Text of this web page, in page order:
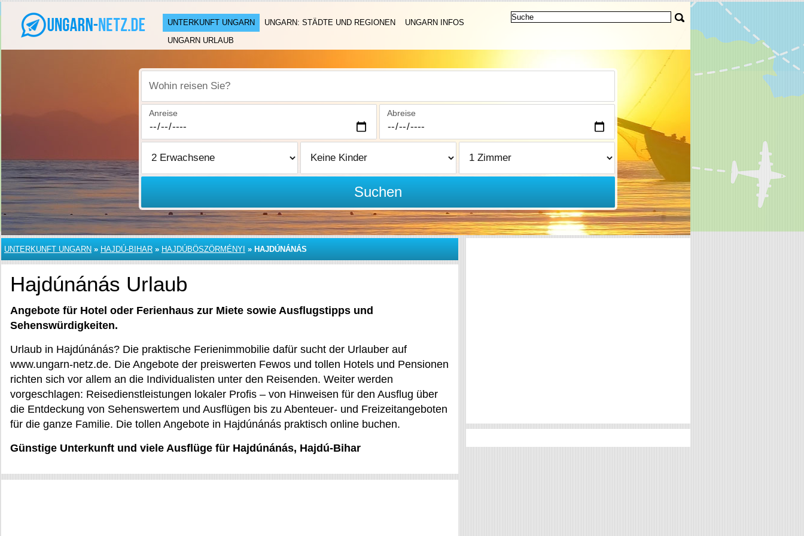
UNTERKUNFT UNGARN UNGARN: STÄDTE UND REGIONEN
UNGARN INFOS
UNGARN URLAUB
Wohin reisen Sie?
Anreise Abreise
Suchen
UNTERKUNFT UNGARN » HAJDÚ-BIHAR » HAJDÚBÖSZÖRMÉNYI » HAJDÚNÁNÁS
Hajdúnánás Urlaub
Angebote für Hotel oder Ferienhaus zur Miete sowie Ausflugstipps und
Sehenswürdigkeiten.
Urlaub in Hajdúnánás? Die praktische Ferienimmobilie dafür sucht der Urlauber auf
www.ungarn-netz.de. Die Angebote der preiswerten Fewos und tollen Hotels und Pensionen
richten sich vor allem an die Individualisten unter den Reisenden. Weiter werden
vorgeschlagen: Reisedienstleistungen lokaler Profis – von Hinweisen für den Ausflug über
die Entdeckung von Sehenswertem und Ausflügen bis zu Abenteuer- und Freizeitangeboten
für die ganze Familie. Die tollen Angebote in Hajdúnánás praktisch online buchen.
Günstige Unterkunft und viele Ausflüge für Hajdúnánás, Hajdú-Bihar